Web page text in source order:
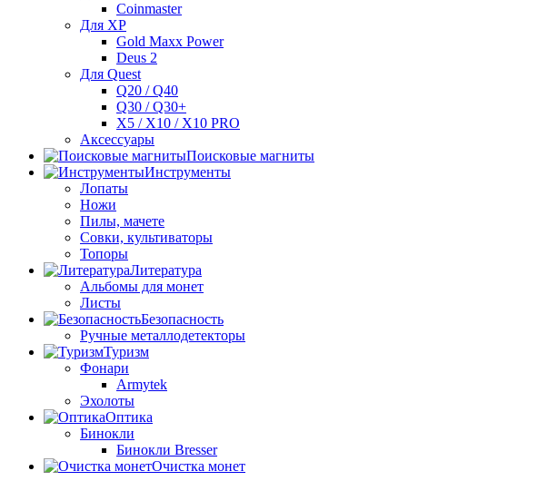
Coinmaster
Для XP
Gold Maxx Power
Deus 2
Для Quest
Q20 / Q40
Q30 / Q30+
X5 / X10 / X10 PRO
Аксессуары
Поисковые магниты
Инструменты
Лопаты
Ножи
Пилы, мачете
Совки, культиваторы
Топоры
Литература
Альбомы для монет
Листы
Безопасность
Ручные металлодетекторы
Туризм
Фонари
Armytek
Эхолоты
Оптика
Бинокли
Бинокли Bresser
Очистка монет